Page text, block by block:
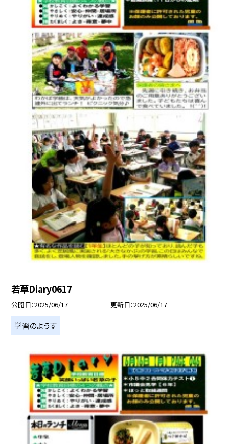
若草Diary0617
公開日 2025/06/17 更新日 2025/06/17
学習のようす